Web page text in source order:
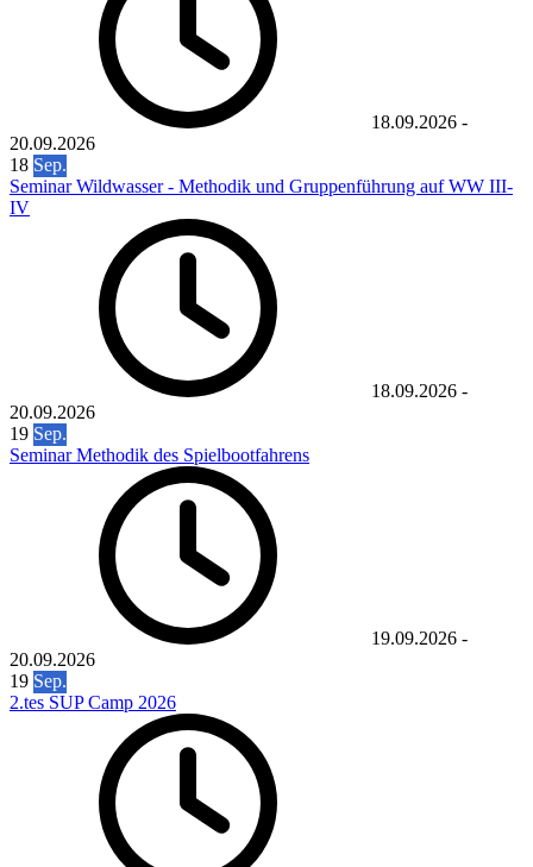
18.09.2026 -
20.09.2026
18 Sep.
Seminar Wildwasser - Methodik und Gruppenführung auf WW III-
IV
18.09.2026 -
20.09.2026
19 Sep.
Seminar Methodik des Spielbootfahrens
19.09.2026 -
20.09.2026
19 Sep.
2.tes SUP Camp 2026